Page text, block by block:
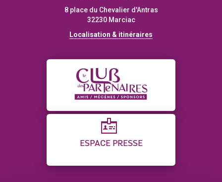
8 place du Chevalier d'Antras
32230 Marciac
Localisation & itinéraires
ESPACE PRESSE